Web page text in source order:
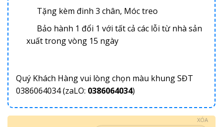
Tặng kèm đinh 3 chân, Móc treo
Bảo hành 1 đổi 1 với tất cả các lỗi từ nhà sản
xuất trong vòng 15 ngày
Quý Khách Hàng vui lòng chọn màu khung SĐT
0386064034 (zaLO: 0386064034)
XÓA